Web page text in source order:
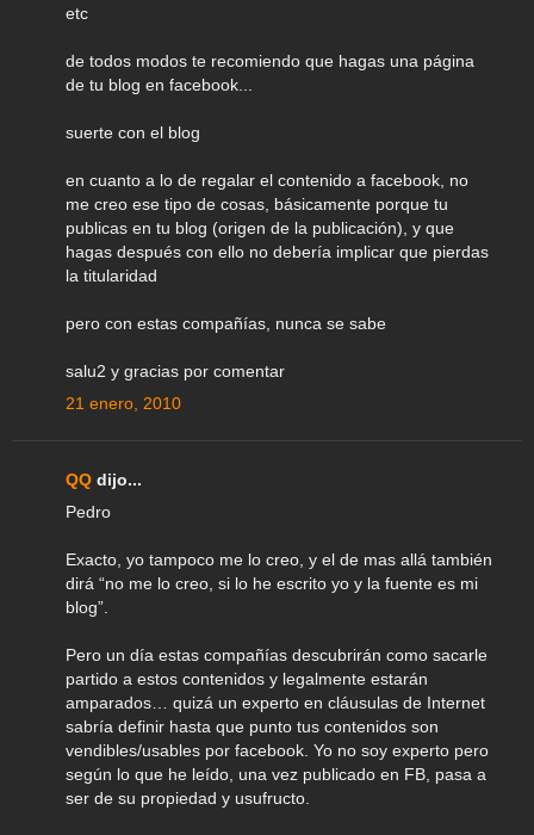
etc
de todos modos te recomiendo que hagas una página
de tu blog en facebook...
suerte con el blog
en cuanto a lo de regalar el contenido a facebook, no
me creo ese tipo de cosas, básicamente porque tu
publicas en tu blog (origen de la publicación), y que
hagas después con ello no debería implicar que pierdas
la titularidad
pero con estas compañías, nunca se sabe
salu2 y gracias por comentar
21 enero, 2010
QQ dijo...
Pedro
Exacto, yo tampoco me lo creo, y el de mas allá también
dirá “no me lo creo, si lo he escrito yo y la fuente es mi
blog”.
Pero un día estas compañías descubrirán como sacarle
partido a estos contenidos y legalmente estarán
amparados… quizá un experto en cláusulas de Internet
sabría definir hasta que punto tus contenidos son
vendibles/usables por facebook. Yo no soy experto pero
según lo que he leído, una vez publicado en FB, pasa a
ser de su propiedad y usufructo.